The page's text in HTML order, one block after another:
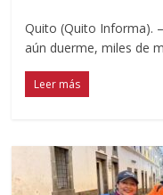
Quito (Quito Informa).
aún duerme, miles de
Leer más